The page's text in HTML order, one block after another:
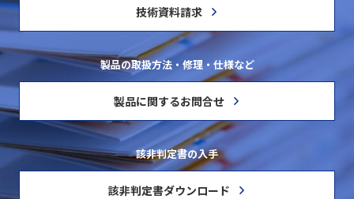
技術資料請求
製品の取扱方法・修理・仕様など
製品に関するお問合せ
該非判定書の入手
該非判定書ダウンロード